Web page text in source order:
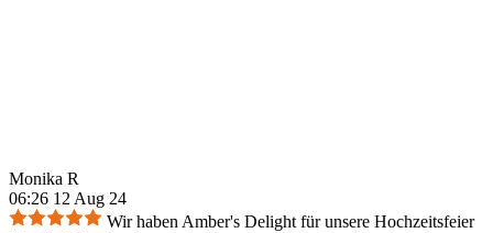
Monika R
06:26 12 Aug 24
Wir haben Amber's Delight für unsere Hochzeitsfeier